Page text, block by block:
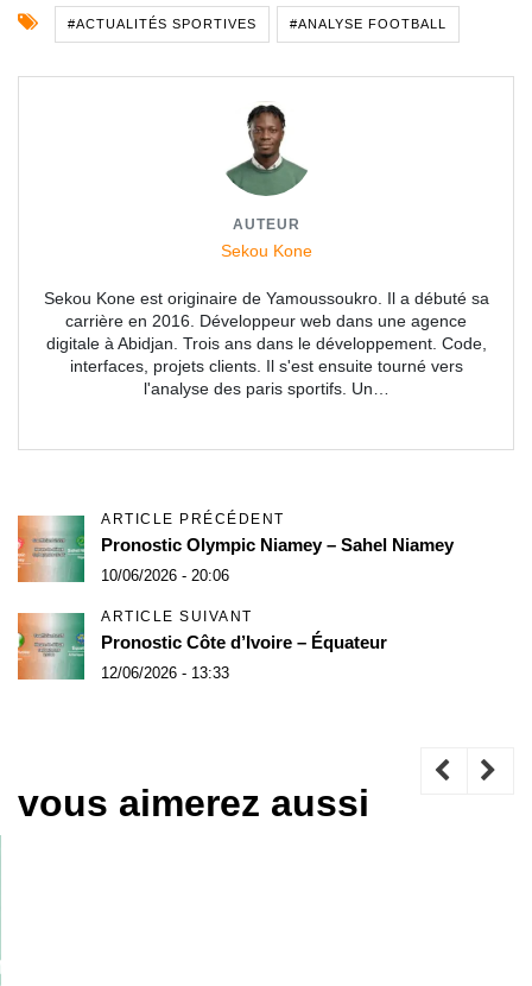
#ACTUALITÉS SPORTIVES #ANALYSE FOOTBALL
AUTEUR
Sekou Kone
Sekou Kone est originaire de Yamoussoukro. Il a débuté sa
carrière en 2016. Développeur web dans une agence
digitale à Abidjan. Trois ans dans le développement. Code,
interfaces, projets clients. Il s'est ensuite tourné vers
l'analyse des paris sportifs. Un…
ARTICLE PRÉCÉDENT
Pronostic Olympic Niamey – Sahel Niamey
10/06/2026 - 20:06
ARTICLE SUIVANT
Pronostic Côte d’Ivoire – Équateur
12/06/2026 - 13:33
vous aimerez aussi